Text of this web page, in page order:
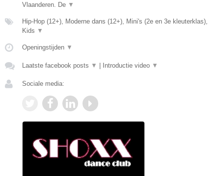
Vlaanderen. De ▼
Hip-Hop (12+), Moderne dans (12+), Mini's (2e en 3e kleuterklas),
Kids ▼
Openingstijden ▼
Laatste facebook posts ▼ | Introductie video ▼
Sociale media: